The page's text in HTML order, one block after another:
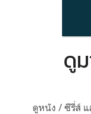
ดู
ดูหนัง / ซีรี่ส์ แ